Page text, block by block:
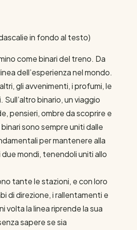
in fondo al testo)
come binari del treno. Da
dell’esperienza nel mondo.
gli avvenimenti, i profumi, le
Sull’altro binario, un viaggio
pensieri, ombre da scoprire e
sono sempre uniti dalle
per mantenere alla
mondi, tenendoli uniti allo
tante le stazioni, e con loro
di direzione, i rallentamenti e
volta la linea riprende la sua
sapere se sia